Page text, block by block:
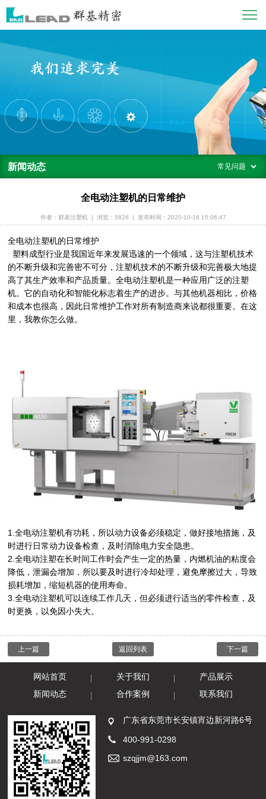
新闻动态
全电动注塑机的日常维护
作者：群基注塑机 | 浏览：5826 | 发布时间：2020-10-18 15:06:47
全电动注塑机的日常维护
塑料成型行业是我国近年来发展迅速的一个领域，这与注塑机技术
的不断升级和完善密不可分，注塑机技术的不断升级和完善极大地提
高了其生产效率和产品质量。全电动注塑机是一种应用广泛的注塑
机。它的自动化和智能化标志着生产的进步。与其他机器相比，价格
和成本也很高，因此日常维护工作对所有制造商来说都很重要。在这
里，我教你怎么做。
1.全电动注塑机有功耗，所以动力设备必须稳定，做好接地措施，及
时进行日常动力设备检查，及时消除电力安全隐患。
2.全电动注塑在长时间工作时会产生一定的热量，内燃机油的粘度会
降低，泄漏会增加，所以要及时进行冷却处理，避免摩擦过大，导致
损耗增加，缩短机器的使用寿命。
3.全电动注塑机可以连续工作几天，但必须进行适当的零件检查，及
时更换，以免因小失大。
上一篇 下一篇
返回列表
网站首页 关于我们
产品展示
新闻动态
合作案例 联系我们
广东省东莞市长安镇宵边新河路6号
400-991-0298
szqjjm@163.com